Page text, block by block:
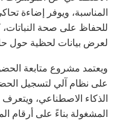
المناسبة، ويوفر إضاءة
للحفاظ على صحة
لعرض بيانات لحظية حول
ويعتمد مشروع متابعة
على نظام آلي لتسجيل
الذكاء الاصطناعي،
المشغولة بناءً على أرقام